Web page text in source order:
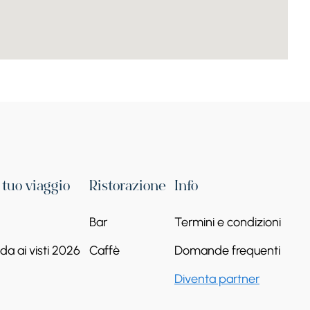
viaggio
ai visti 2026
Ristorazione
Bar
Caffè
Info
Termini e condizioni
Domande frequenti
Diventa partner